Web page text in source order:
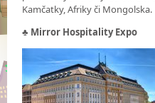
Kamčatky, Afriky či Mongolska.
♣ Mirror Hospitality Expo